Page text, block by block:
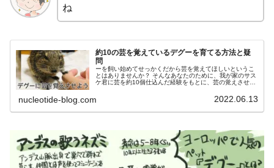
ね
約10の芸を覚えているデグーを育てる方法と疑
問
ーを飼い始めてせっかくだから芸を覚えてほしいというこ
とはありませんか？ そんなあなたのために、我が家のサス
ケ君に芸を約10個仕込んだ経験をもとに、芸の覚えさせ方
は？」など芸に関する疑問にも答えていきますよ
nucleotide-blog.com 2022.06.13